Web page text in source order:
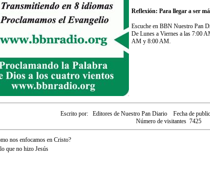
Reflexión: Para llegar a ser
Escuche en BBN Nuestro Pan
De Lunes a Viernes a las 7:00
AM y 8:00 AM.
Escrito por: Editores de Nuestro Pan Diario Fecha de
Número de visitantes 7425
nos enfocamos en Cristo?
que no hizo Jesús